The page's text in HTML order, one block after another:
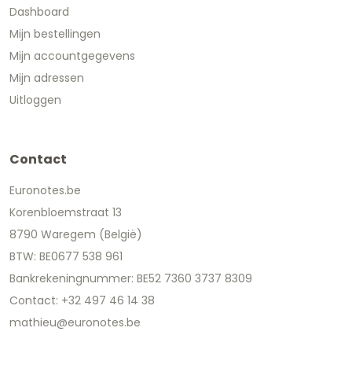
Dashboard
Mijn bestellingen
Mijn accountgegevens
Mijn adressen
Uitloggen
Contact
Euronotes.be
Korenbloemstraat 13
8790 Waregem (België)
BTW: BE0677 538 961
Bankrekeningnummer: BE52 7360 3737 8309
Contact: +32 497 46 14 38
mathieu@euronotes.be